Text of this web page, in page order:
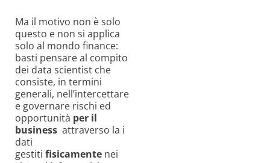
Ma il motivo non è solo
questo e non si applica
solo al mondo finance:
basti pensare al compito
dei data scientist che
consiste, in termini
generali, nell’intercettare
e governare rischi ed
opportunità per il
business attraverso la i
dati
gestiti fisicamente nei